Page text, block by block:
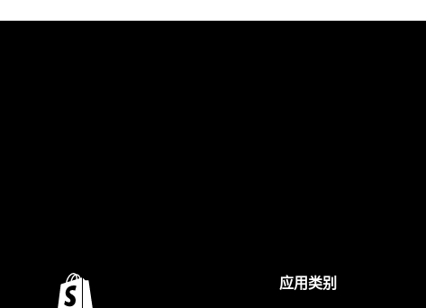
应用类别